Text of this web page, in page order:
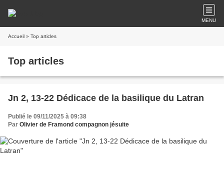
MENU
Accueil » Top articles
Top articles
Jn 2, 13-22 Dédicace de la basilique du Latran
Publié le 09/11/2025 à 09:38
Par Olivier de Framond compagnon jésuite